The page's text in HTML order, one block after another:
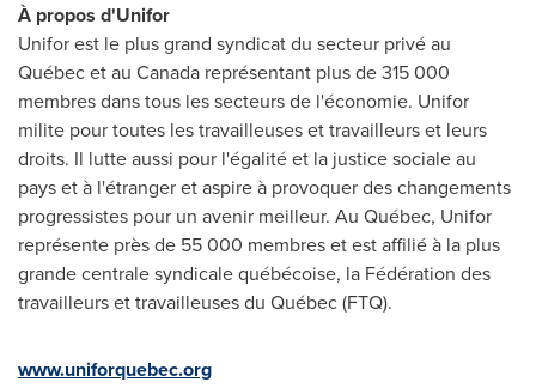
À propos d'Unifor
Unifor est le plus grand syndicat du secteur privé au
Québec et au Canada représentant plus de 315 000
membres dans tous les secteurs de l'économie. Unifor
milite pour toutes les travailleuses et travailleurs et leurs
droits. Il lutte aussi pour l'égalité et la justice sociale au
pays et à l'étranger et aspire à provoquer des changements
progressistes pour un avenir meilleur. Au Québec, Unifor
représente près de 55 000 membres et est affilié à la plus
grande centrale syndicale québécoise, la Fédération des
travailleurs et travailleuses du Québec (FTQ).
www.uniforquebec.org